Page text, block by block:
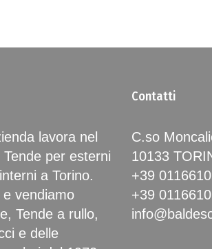
lavora nel
per esterni
a Torino.
vendiamo
Tende a rullo,
e delle
Contatti
C.so
10133
+39
+39